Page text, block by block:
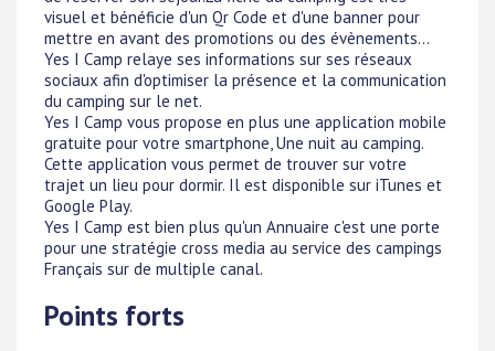
visuel et bénéficie d'un Qr Code et d'une banner pour
mettre en avant des promotions ou des évènements...
Yes I Camp relaye ses informations sur ses réseaux
sociaux afin d'optimiser la présence et la communication
du camping sur le net.
Yes I Camp vous propose en plus une application mobile
gratuite pour votre smartphone, Une nuit au camping.
Cette application vous permet de trouver sur votre
trajet un lieu pour dormir. Il est disponible sur iTunes et
Google Play.
Yes I Camp est bien plus qu'un Annuaire c'est une porte
pour une stratégie cross media au service des campings
Français sur de multiple canal.
Points forts